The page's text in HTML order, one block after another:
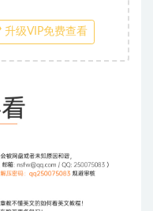
升级VIP免费查看